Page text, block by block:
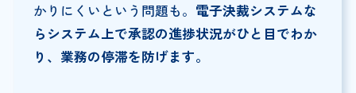
かりにくいという問題も。 電子決裁システムな
らシステム上で承認の進捗状況がひと目でわか
り、業務の停滞を防げます。